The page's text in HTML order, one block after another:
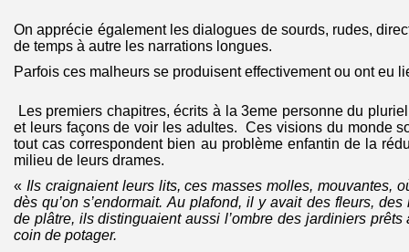
On apprécie également les dialogues de sourds, rudes,
de temps à autre les narrations longues.
Parfois ces malheurs se produisent effectivement ou ont eu
Les premiers chapitres, écrits à la 3eme personne du
et leurs façons de voir les adultes. Ces visions du monde
tout cas correspondent bien au problème enfantin de la
milieu de leurs drames.
« Ils craignaient leurs lits, ces masses molles, mouvantes,
dès qu’on s’endormait. Au plafond, il y avait des fleurs,
de plâtre, ils distinguaient aussi l’ombre des jardiniers
coin de potager.